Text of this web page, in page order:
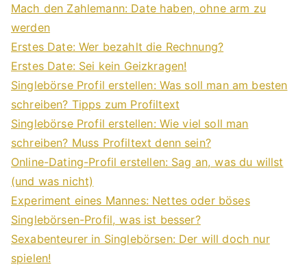
Mach den Zahlemann: Date haben, ohne arm zu
werden
Erstes Date: Wer bezahlt die Rechnung?
Erstes Date: Sei kein Geizkragen!
Singlebörse Profil erstellen: Was soll man am besten
schreiben? Tipps zum Profiltext
Singlebörse Profil erstellen: Wie viel soll man
schreiben? Muss Profiltext denn sein?
Online-Dating-Profil erstellen: Sag an, was du willst
(und was nicht)
Experiment eines Mannes: Nettes oder böses
Singlebörsen-Profil, was ist besser?
Sexabenteurer in Singlebörsen: Der will doch nur
spielen!